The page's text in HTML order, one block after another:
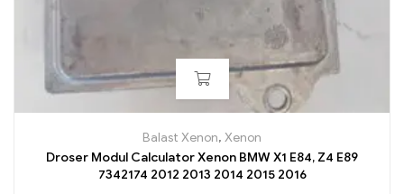
Balast Xenon, Xenon
Droser Modul Calculator Xenon BMW X1 E84, Z4 E89
7342174 2012 2013 2014 2015 2016